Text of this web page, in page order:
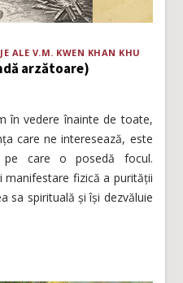
ALE V.M. KWEN KHAN KHU
arzătoare)
în vedere înainte de toate,
care ne interesează, este
pe care o posedă focul.
manifestare fizică a purității
sa spirituală și își dezvăluie